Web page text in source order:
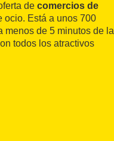
de comercios de
ocio. Está a unos 700
menos de 5 minutos de la
todos los atractivos